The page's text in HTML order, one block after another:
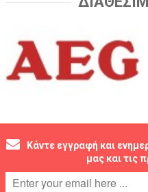
Κάντε εγγραφή και
μας και τις